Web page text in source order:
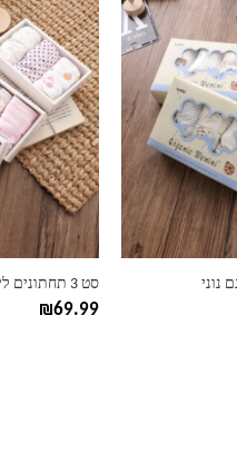
סט 3 תחתונים לילדות דגם נומי
₪69.99
זה
יש
מספר
סוגים.
ניתן
לבחור
את
האפשרויות
בעמוד
המוצר